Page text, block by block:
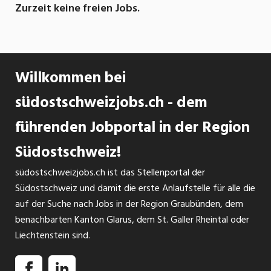
Performance.
Zurzeit keine freien Jobs.
Willkommen bei
südostschweizjobs.ch - dem
führenden Jobportal in der Region
Südostschweiz!
südostschweizjobs.ch ist das Stellenportal der
Südostschweiz und damit die erste Anlaufstelle für alle die
auf der Suche nach Jobs in der Region Graubünden, dem
benachbarten Kanton Glarus, dem St. Galler Rheintal oder
Liechtenstein sind.